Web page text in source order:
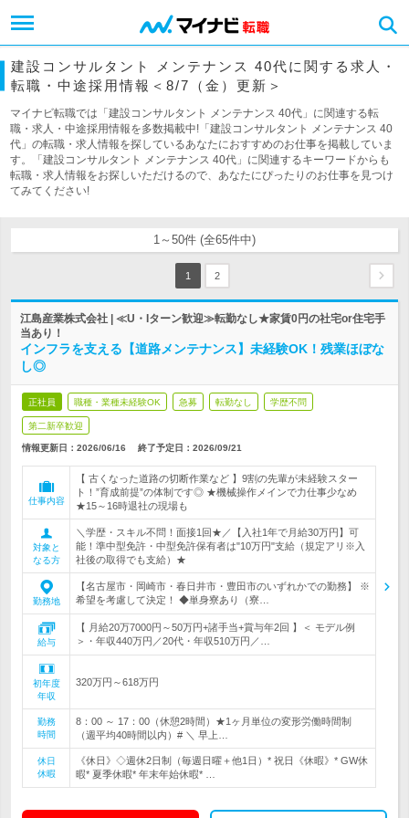
建設コンサルタント メンテナンス 40代に関する求人・
転職・中途採用情報＜8/7（金）更新＞
マイナビ転職では「建設コンサルタント メンテナンス 40代」に関連する転
職・求人・中途採用情報を多数掲載中!「建設コンサルタント メンテナンス 40
代」の転職・求人情報を探しているあなたにおすすめのお仕事を掲載していま
す。「建設コンサルタント メンテナンス 40代」に関連するキーワードからも
転職・求人情報をお探しいただけるので、あなたにぴったりのお仕事を見つけ
てみてください!
1～50件 (全65件中)
1 2
江島産業株式会社 | ≪U・Iターン歓迎≫転勤なし★家賃0円の社宅or住宅手
当あり！
インフラを支える【道路メンテナンス】未経験OK！残業ほぼな
し◎
正社員 職種・業種未経験OK 急募 転勤なし 学歴不問
第二新卒歓迎
情報更新日：2026/06/16 終了予定日： 2026/09/21
仕事内容
【 古くなった道路の切断作業など 】9割の先輩が未経験スター
ト！”育成前提”の体制です◎ ★機械操作メインで力仕事少なめ
★15～16時退社の現場も
対象と
なる方
＼学歴・スキル不問！面接1回★／【入社1年で月給30万円】可
能！準中型免許・中型免許保有者は"10万円"支給（規定アリ※入
社後の取得でも支給）★
勤務地
【名古屋市・岡崎市・春日井市・豊田市のいずれかでの勤務】 ※
希望を考慮して決定！ ◆単身寮あり（寮…
給与
【 月給20万7000円～50万円+諸手当+賞与年2回 】＜ モデル例
＞・年収440万円／20代・年収510万円／…
初年度
年収
320万円～618万円
勤務
時間
8：00 ～ 17：00（休憩2時間）★1ヶ月単位の変形労働時間制
（週平均40時間以内）# ＼ 早上…
休日
休暇
《休日》◇週休2日制（毎週日曜＋他1日）* 祝日《休暇》* GW休
暇* 夏季休暇* 年末年始休暇* …